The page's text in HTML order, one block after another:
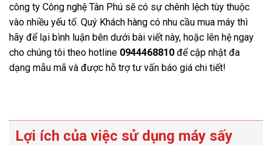
công ty Công nghệ Tân Phú sẽ có sự chênh lệch tùy thuộc
vào nhiều yếu tố. Quý Khách hàng có nhu cầu mua máy thì
hãy để lại bình luận bên dưới bài viết này, hoặc lên hệ ngay
cho chúng tôi theo hotline 0944468810 để cập nhật đa
dạng mẫu mã và được hỗ trợ tư vấn báo giá chi tiết!
Lợi ích của việc sử dụng máy sấy